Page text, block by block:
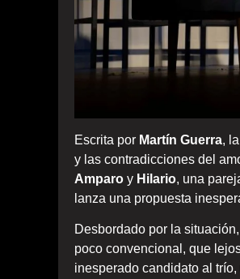
Escrita por Martín Guerra,
y las contradicciones del
Amparo y Hilario, una
lanza una propuesta
Desbordado por la
poco convencional, que
inesperado candidato al